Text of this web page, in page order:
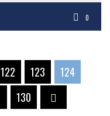
0
122 123
124
130